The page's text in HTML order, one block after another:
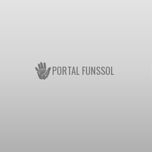
PORTAL FUNSSOL